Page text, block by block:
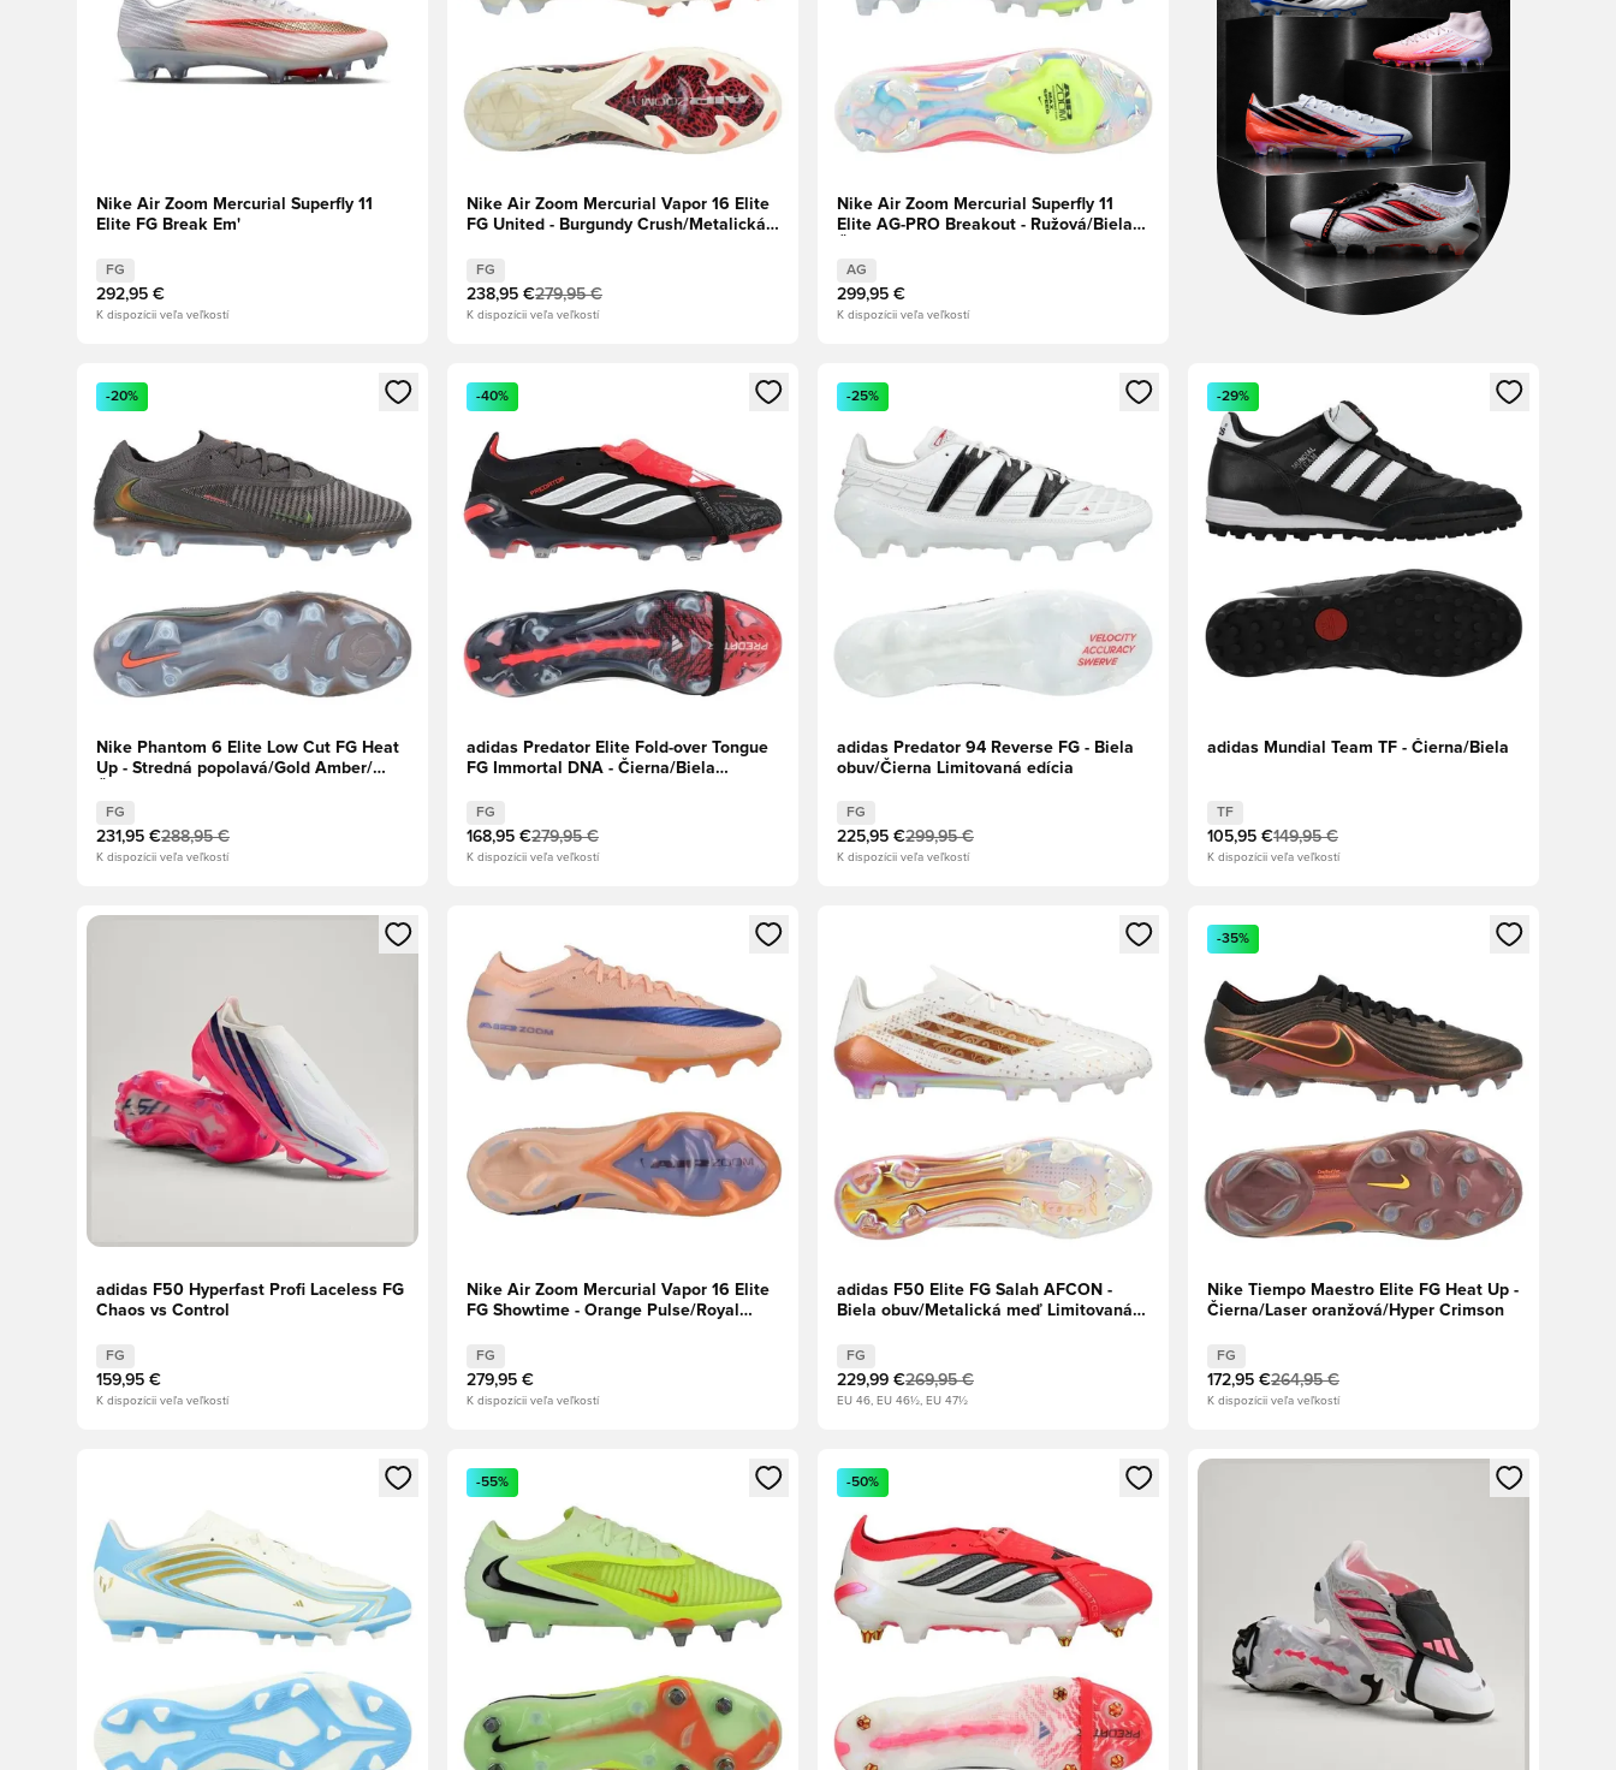
Nike Air Zoom Mercurial Superfly 11
Elite FG Break Em'
FG
292,95 €
K dispozícii veľa veľkostí
Nike Air Zoom Mercurial Vapor 16 Elite
FG United - Burgundy Crush/Metalická
FG
238,95 €279,95 €
K dispozícii veľa veľkostí
Nike Air Zoom Mercurial Superfly 11
Elite AG-PRO Breakout - Ružová/Biela/
AG
299,95 €
K dispozícii veľa veľkostí
Otvorí modál na prihlásenie alebo registráciu ako člen
-20%
Nike Phantom 6 Elite Low Cut FG Heat
Up - Stredná popolavá/Gold Amber/
FG
231,95 €288,95 €
K dispozícii veľa veľkostí
Otvorí modál na prihlásenie alebo registráciu ako člen
-40%
adidas Predator Elite Fold-over Tongue
FG Immortal DNA - Čierna/Biela
FG
168,95 €279,95 €
K dispozícii veľa veľkostí
Otvorí modál na prihlásenie alebo registráciu ako člen
-25%
adidas Predator 94 Reverse FG - Biela
obuv/Čierna Limitovaná edícia
FG
225,95 €299,95 €
K dispozícii veľa veľkostí
Otvorí modál na prihlásenie alebo registráciu ako
-29%
adidas Mundial Team TF - Čierna/Biela
TF
105,95 €149,95 €
K dispozícii veľa veľkostí
Otvorí modál na prihlásenie alebo registráciu ako člen
adidas F50 Hyperfast Profi Laceless FG
Chaos vs Control
FG
159,95 €
K dispozícii veľa veľkostí
Otvorí modál na prihlásenie alebo registráciu ako člen
Nike Air Zoom Mercurial Vapor 16 Elite
FG Showtime - Orange Pulse/Royal
FG
279,95 €
K dispozícii veľa veľkostí
Otvorí modál na prihlásenie alebo registráciu ako člen
adidas F50 Elite FG Salah AFCON -
Biela obuv/Metalická meď Limitovaná
FG
229,99 €269,95 €
EU 46, EU 46½, EU 47½
Otvorí modál na prihlásenie alebo registráciu ako
-35%
Nike Tiempo Maestro Elite FG Heat Up -
Čierna/Laser oranžová/Hyper Crimson
FG
172,95 €264,95 €
K dispozícii veľa veľkostí
Otvorí modál na prihlásenie alebo registráciu ako členOtvorí modál na prihlásenie alebo registráciu ako člen
-55%
Otvorí modál na prihlásenie alebo registráciu ako člen
-50%
Otvorí modál na prihlásenie alebo registráciu ako